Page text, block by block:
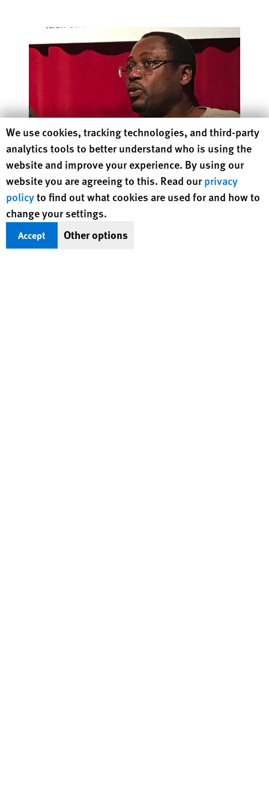
Equatorial Guinea
Events of 2018
Human Rights Watch cookie preferences
We use cookies, tracking technologies, and third-party
analytics tools to better understand who is using the
website and improve your experience. By using our
website you are agreeing to this. Read ourprivacy
policyto find out what cookies are used for and how to
change your settings.
Accept Other options